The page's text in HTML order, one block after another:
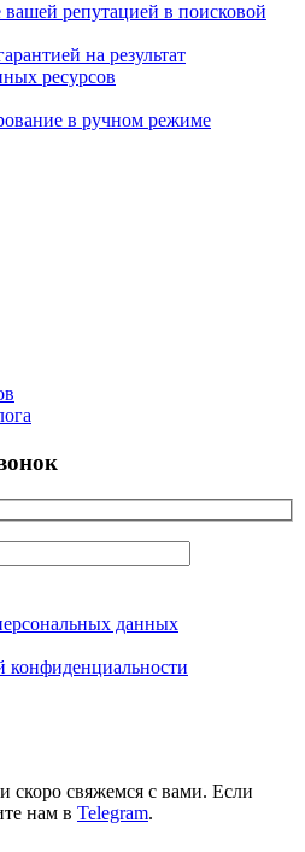
репутацией в поисковой
на результат
ресурсов
в ручном режиме
данных
конфиденциальности
свяжемся с вами. Если
нам в Telegram.